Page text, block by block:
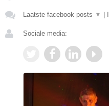
Laatste facebook posts ▼
Sociale media: